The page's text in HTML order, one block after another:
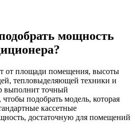
мощность
от площади помещения, высоты
тепловыделяющей техники и
выполнит точный
чтобы подобрать модель, которая
кассетные
достаточную для помещений